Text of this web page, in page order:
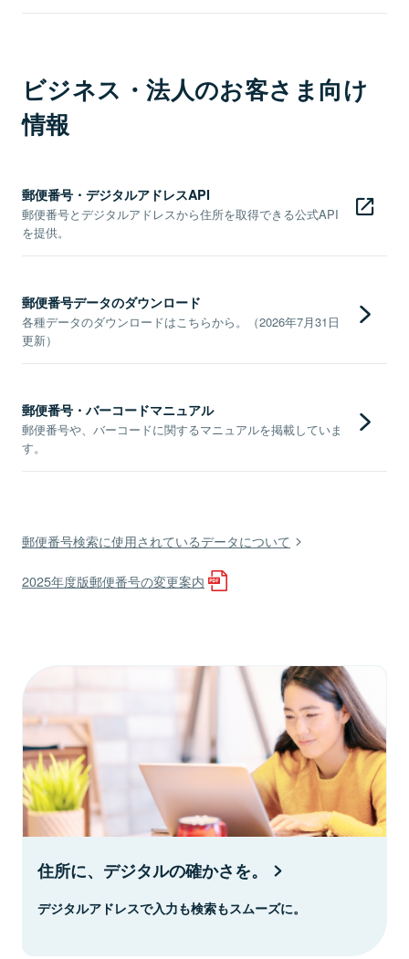
ビジネス・法人のお客さま向け
情報
郵便番号・デジタルアドレスAPI
郵便番号とデジタルアドレスから住所を取得できる公式API
を提供。
郵便番号データのダウンロード
各種データのダウンロードはこちらから。（2026年7月31日
更新）
郵便番号・バーコードマニュアル
郵便番号や、バーコードに関するマニュアルを掲載していま
す。
郵便番号検索に使用されているデータについて
2025年度版郵便番号の変更案内
住所に、デジタルの確かさを。
デジタルアドレスで入力も検索もスムーズに。